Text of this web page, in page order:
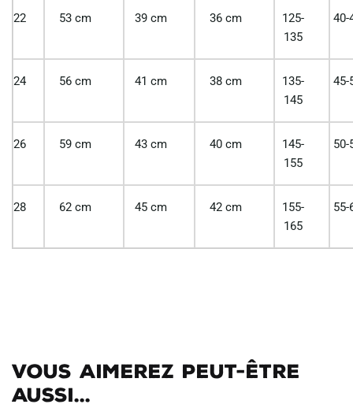
22 53 cm 39 cm 36 cm
125-
135
40-
24 56 cm 41 cm 38 cm
135-
145
45-
26 59 cm 43 cm 40 cm
145-
155
50-
28 62 cm 45 cm 42 cm
155-
165
55-
Vous aimerez peut-être
aussi...